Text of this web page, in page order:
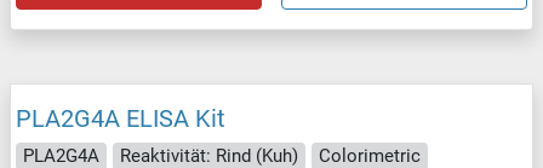
PLA2G4A ELISA Kit
PLA2G4A Reaktivität: Rind (Kuh)
Colorimetric